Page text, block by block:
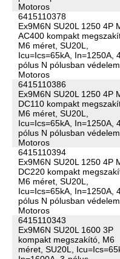
Motoros
6415110378
Ex9M6N SU20L 1250 4P
AC400 kompakt
M6 méret, SU20L,
Icu=Ics=65kA, In=1250A,
pólus N pólusban
Motoros
6415110386
Ex9M6N SU20L 1250 4P
DC110 kompakt
M6 méret, SU20L,
Icu=Ics=65kA, In=1250A,
pólus N pólusban
Motoros
6415110394
Ex9M6N SU20L 1250 4P
DC220 kompakt
M6 méret, SU20L,
Icu=Ics=65kA, In=1250A,
pólus N pólusban
Motoros
6415110343
Ex9M6N SU20L 1600 3P
kompakt megszakító, M6
méret, SU20L,